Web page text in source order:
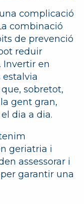
complicació
combinació
de prevenció
reduir
Invertir en
sobretot,
gent gran,
dia a dia.
geriatria i
assessorar i
garantir una